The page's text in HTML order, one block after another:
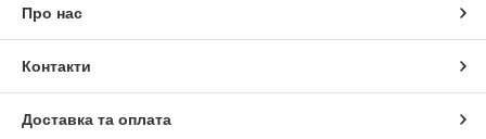
Про нас
Контакти
Доставка та оплата